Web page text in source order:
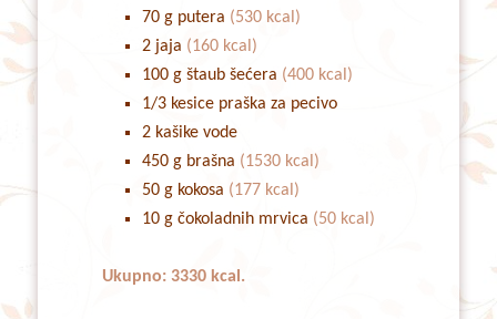
70 g putera (530 kcal)
2 jaja (160 kcal)
100 g štaub šećera (400 kcal)
1/3 kesice praška za pecivo
2 kašike vode
450 g brašna (1530 kcal)
50 g kokosa (177 kcal)
10 g čokoladnih mrvica (50 kcal)
Ukupno: 3330 kcal.